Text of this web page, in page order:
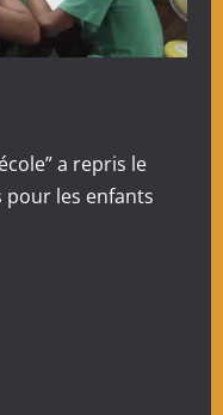
a repris le
pour les enfants